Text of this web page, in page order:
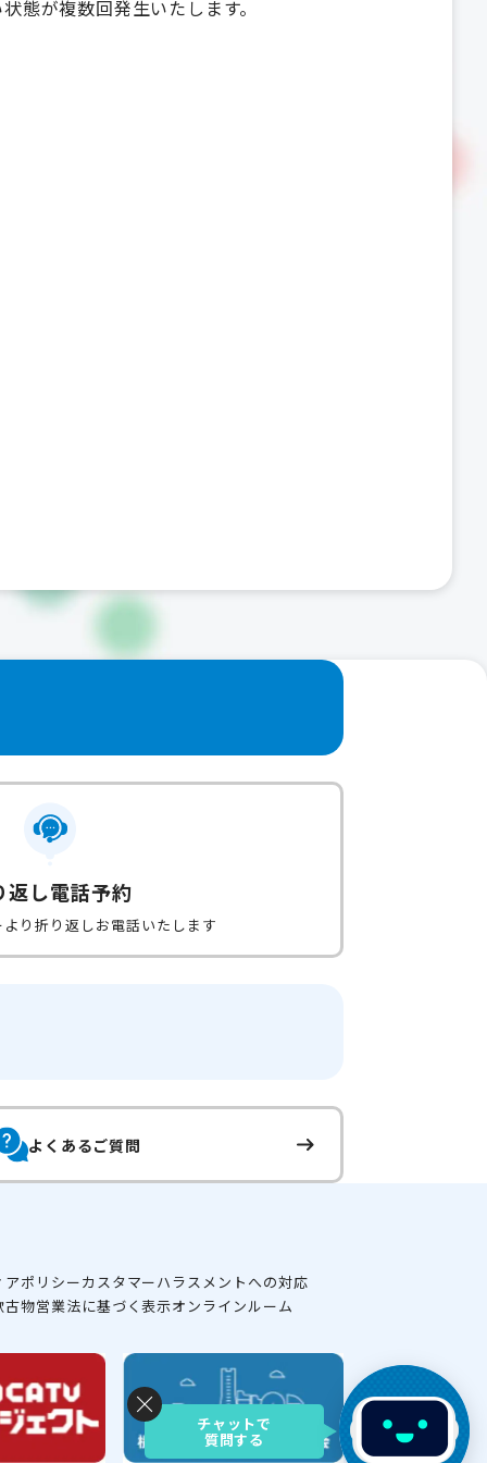
が複数回発生いたします。
返し電話予約
り折り返しお電話いたします
よくあるご質問
ポリシーカスタマーハラスメントへの対応
古物営業法に基づく表示オンラインルーム
チャットで
質問する